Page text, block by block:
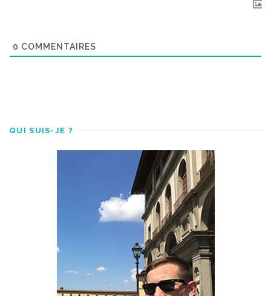
0 COMMENTAIRES
QUI SUIS-JE ?